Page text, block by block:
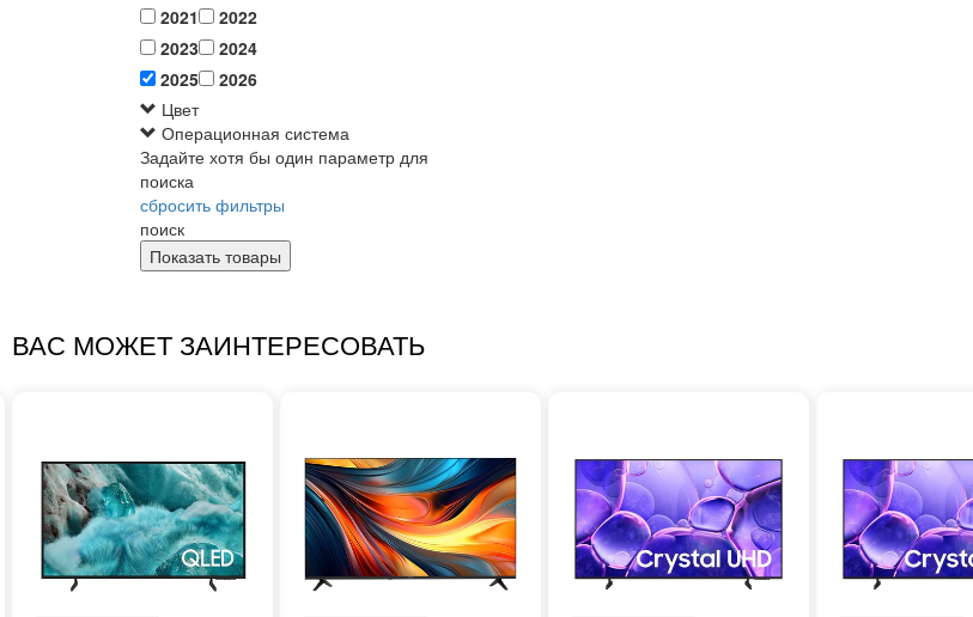
2021
2022
2023
2024
2025
2026
Цвет
Операционная система
Задайте хотя бы один параметр для
поиска
сбросить фильтры
поиск
ВАС МОЖЕТ ЗАИНТЕРЕСОВАТЬ